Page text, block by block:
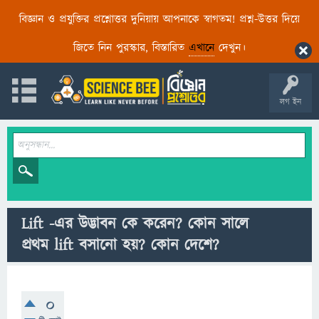
বিজ্ঞান ও প্রযুক্তির প্রশ্নোত্তর দুনিয়ায় আপনাকে স্বাগতম! প্রশ্ন-উত্তর দিয়ে
জিতে নিন পুরস্কার, বিস্তারিত এখানেদেখুন।
লগ ইন
Lift -এর উদ্ভাবন কে করেন? কোন সালে
প্রথম lift বসানো হয়? কোন দেশে?
0